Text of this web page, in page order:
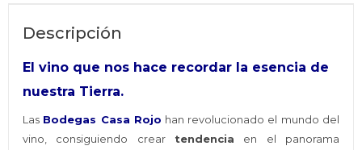
Descripción
El vino que nos hace recordar la esencia de
nuestra Tierra.
Las Bodegas Casa Rojo han revolucionado el mundo del
vino, consiguiendo crear tendencia en el panorama